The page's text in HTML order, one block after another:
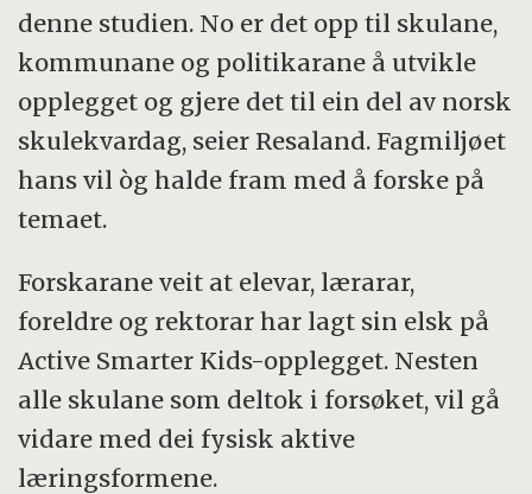
denne studien. No er det opp til skulane,
kommunane og politikarane å utvikle
opplegget og gjere det til ein del av norsk
skulekvardag, seier Resaland. Fagmiljøet
hans vil òg halde fram med å forske på
temaet.
Forskarane veit at elevar, lærarar,
foreldre og rektorar har lagt sin elsk på
Active Smarter Kids-opplegget. Nesten
alle skulane som deltok i forsøket, vil gå
vidare med dei fysisk aktive
læringsformene.